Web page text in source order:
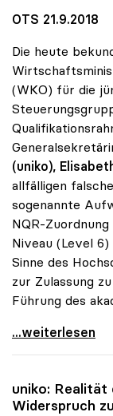
OTS 21.9.2018
Die heute
(WKO) für die
(uniko),
allfälligen
sogenannte
NQR-
Niveau (Level
Sinne des
zur Zulassung
Führung des
Meisterprüfung:
...weiterlesen
uniko: Realität
Widerspruch